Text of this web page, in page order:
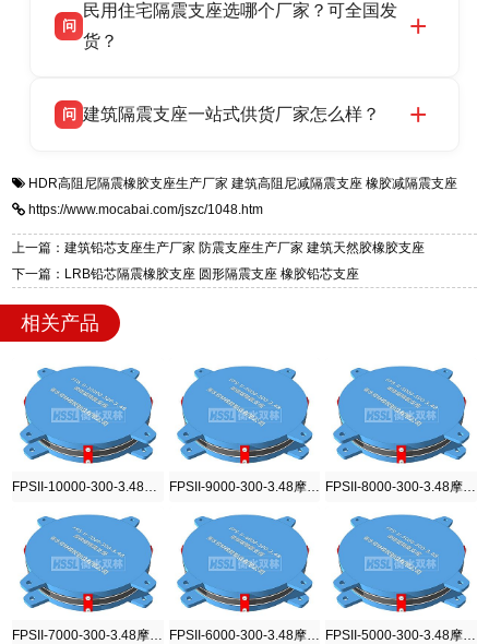
货，厂家电话：13323182312，地址迎宾大街 9
号北方工业基地。
高新区北方工业基地迎宾大街 9 号，是专业隔震
支座源头工厂，生产 LRB 铅芯、LNR 天然、
问
民用住宅隔震支座选哪个厂家？可全国发
货？
适用于民用住宅隔震工程，实体工厂现货充足，
震支座，电话：13323182312，地址：衡水高新
区迎宾大街 9 号。
问 建筑隔震支座一站式供货厂家怎么样？
一站式供货厂家，拥有多年行业生产经验，国标
标准生产 LRB/LNR/HDR/FPS 全系列支座，资
质、检测报告完备，提供选型、深化、供货、安
装指导全套服务，厂址衡水高新区北方工业基地
HDR高阻尼隔震橡胶支座生产厂家 建筑高阻尼减隔震支座 橡胶减隔震支座
https://www.mocabai.com/jszc/1048.htm
上一篇：建筑铅芯支座生产厂家 防震支座生产厂家 建筑天然胶橡胶支座
下一篇：LRB铅芯隔震橡胶支座 圆形隔震支座 橡胶铅芯支座
相关产品
FPSII-9000-300-3.48摩擦摆隔震支座
FPSII-6000-300-3.48摩擦摆隔震支座